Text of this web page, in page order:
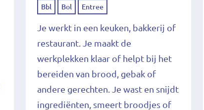
Bbl Bol Entree
Je werkt in een keuken, bakkerij of
restaurant. Je maakt de
werkplekken klaar of helpt bij het
bereiden van brood, gebak of
andere gerechten. Je wast en snijdt
ingrediënten, smeert broodjes of